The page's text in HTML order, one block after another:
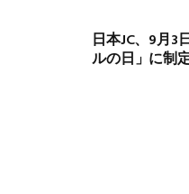
日本JC、9月3
ルの日」に制